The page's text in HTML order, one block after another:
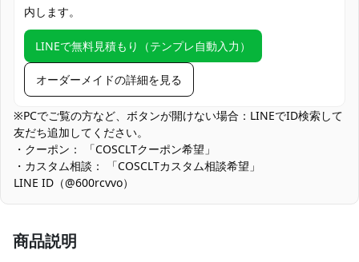
使用場所
ト、ハロウィンパーティー、SNS投稿、学
園祭
収納方法
ハンガー掛け保管、通気性衣装袋使用、乾
燥剤同封、直射日光を避けクローゼット保
管、折り畳み厳禁
コスプレ対象
女性レイヤー、着せ恋ファン、SNSインフ
ルエンサー、イベント参加者、撮影スタジ
オ利用者、コスプレ初心者
商品状態
新品未使用
お手入れ方法
内します。
LINEで無料見積もり（テンプレ自動入力）
オーダーメイドの詳細を見る
※PCでご覧の方など、ボタンが開けない場合：LINEでID検索して
友だち追加してください。
・クーポン： 「COSCLTクーポン希望」
・カスタム相談： 「COSCLTカスタム相談希望」
LINE ID（@600rcvvo）
商品説明